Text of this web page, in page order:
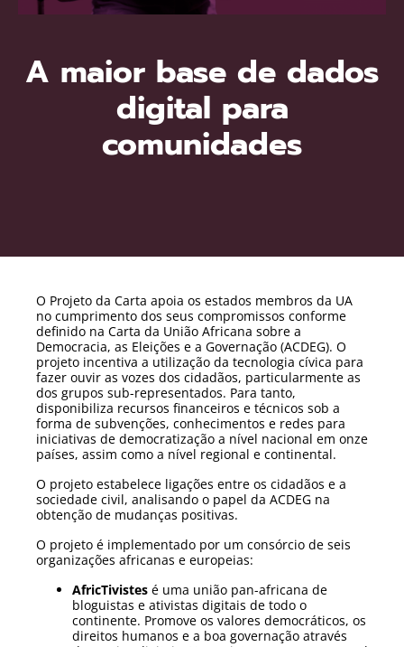
A maior base de dados
digital para
comunidades
O Projeto da Carta apoia os estados membros da UA
no cumprimento dos seus compromissos conforme
definido na Carta da União Africana sobre a
Democracia, as Eleições e a Governação (ACDEG). O
projeto incentiva a utilização da tecnologia cívica para
fazer ouvir as vozes dos cidadãos, particularmente as
dos grupos sub-representados. Para tanto,
disponibiliza recursos financeiros e técnicos sob a
forma de subvenções, conhecimentos e redes para
iniciativas de democratização a nível nacional em onze
países, assim como a nível regional e continental.
O projeto estabelece ligações entre os cidadãos e a
sociedade civil, analisando o papel da ACDEG na
obtenção de mudanças positivas.
O projeto é implementado por um consórcio de seis
organizações africanas e europeias:
AfricTivistes é uma união pan-africana de
bloguistas e ativistas digitais de todo o
continente. Promove os valores democráticos, os
direitos humanos e a boa governação através